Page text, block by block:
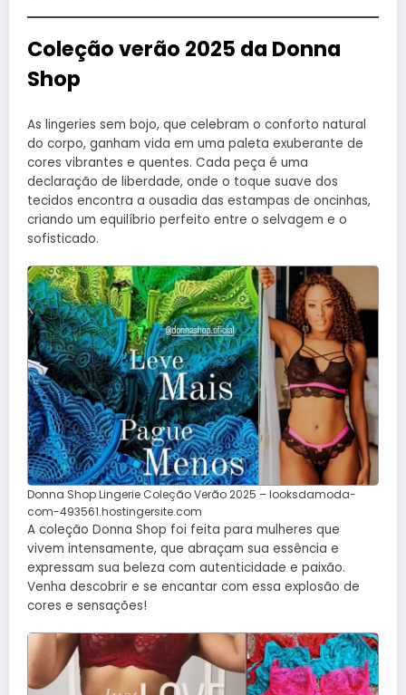
Coleção verão 2025 da Donna
Shop
As lingeries sem bojo, que celebram o conforto natural
do corpo, ganham vida em uma paleta exuberante de
cores vibrantes e quentes. Cada peça é uma
declaração de liberdade, onde o toque suave dos
tecidos encontra a ousadia das estampas de oncinhas,
criando um equilíbrio perfeito entre o selvagem e o
sofisticado.
Donna Shop Lingerie Coleção Verão 2025 – looksdamoda-
com-493561.hostingersite.com
A coleção Donna Shop foi feita para mulheres que
vivem intensamente, que abraçam sua essência e
expressam sua beleza com autenticidade e paixão.
Venha descobrir e se encantar com essa explosão de
cores e sensações!